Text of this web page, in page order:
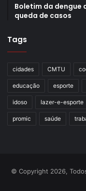
Boletim da
queda de casos
Tags
cidades CMTU
educação esporte
idoso lazer-e-esporte
promic saúde
© Copyright 2026,